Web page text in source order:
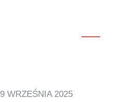
9 WRZEŚNIA 2025